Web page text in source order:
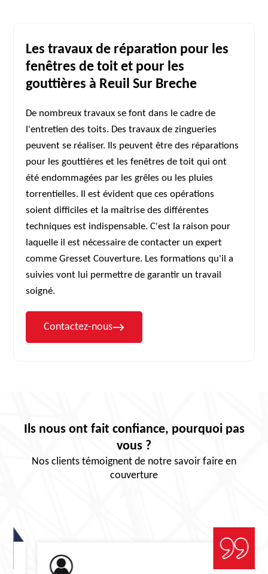
Les travaux de réparation pour les
fenêtres de toit et pour les
gouttières à Reuil Sur Breche
De nombreux travaux se font dans le cadre de
l'entretien des toits. Des travaux de zingueries
peuvent se réaliser. Ils peuvent être des réparations
pour les gouttières et les fenêtres de toit qui ont
été endommagées par les grêles ou les pluies
torrentielles. Il est évident que ces opérations
soient difficiles et la maîtrise des différentes
techniques est indispensable. C'est la raison pour
laquelle il est nécessaire de contacter un expert
comme Gresset Couverture. Les formations qu'il a
suivies vont lui permettre de garantir un travail
soigné.
Contactez-nous
Ils nous ont fait confiance, pourquoi pas
vous ?
Nos clients témoignent de notre savoir faire en
couverture